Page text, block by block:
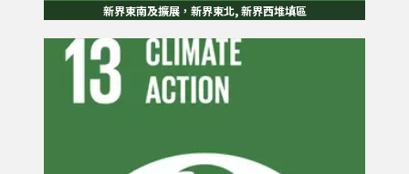
新界東南及擴展，新界東北, 新界西堆填區